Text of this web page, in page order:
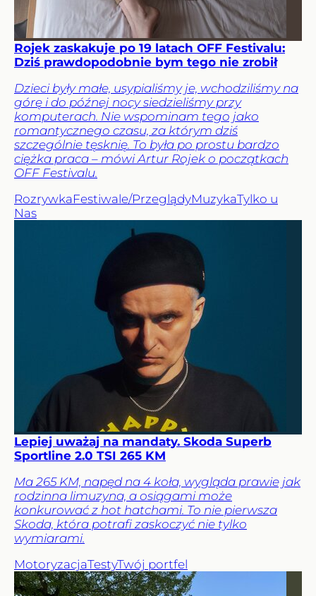
Rojek zaskakuje po 19 latach OFF Festivalu:
Dziś prawdopodobnie bym tego nie zrobił
Dzieci były małe, usypialiśmy je, wchodziliśmy na
górę i do późnej nocy siedzieliśmy przy
komputerach. Nie wspominam tego jako
romantycznego czasu, za którym dziś
szczególnie tęsknię. To była po prostu bardzo
ciężka praca – mówi Artur Rojek o początkach
OFF Festivalu.
RozrywkaFestiwale/PrzeglądyMuzykaTylko u
Nas
Lepiej uważaj na mandaty. Skoda Superb
Sportline 2.0 TSI 265 KM
Ma 265 KM, napęd na 4 koła, wygląda prawie jak
rodzinna limuzyna, a osiągami może
konkurować z hot hatchami. To nie pierwsza
Skoda, która potrafi zaskoczyć nie tylko
wymiarami.
MotoryzacjaTestyTwój portfel